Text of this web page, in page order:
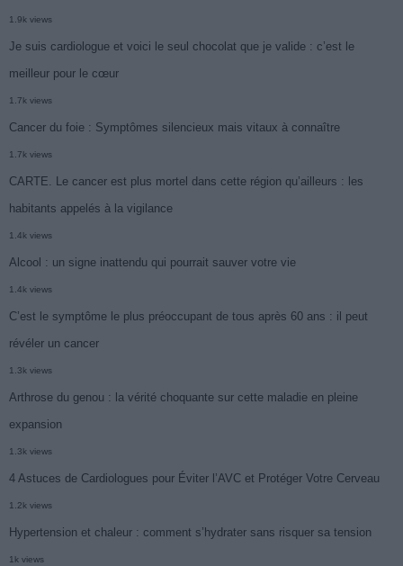
1.9k views
Je suis cardiologue et voici le seul chocolat que je valide : c’est le
meilleur pour le cœur
1.7k views
Cancer du foie : Symptômes silencieux mais vitaux à connaître
1.7k views
CARTE. Le cancer est plus mortel dans cette région qu’ailleurs : les
habitants appelés à la vigilance
1.4k views
Alcool : un signe inattendu qui pourrait sauver votre vie
1.4k views
C’est le symptôme le plus préoccupant de tous après 60 ans : il peut
révéler un cancer
1.3k views
Arthrose du genou : la vérité choquante sur cette maladie en pleine
expansion
1.3k views
4 Astuces de Cardiologues pour Éviter l’AVC et Protéger Votre Cerveau
1.2k views
Hypertension et chaleur : comment s’hydrater sans risquer sa tension
1k views